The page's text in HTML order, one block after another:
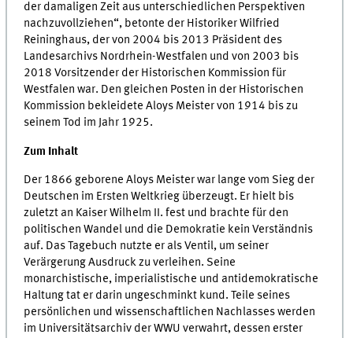
der damaligen Zeit aus unterschiedlichen Perspektiven
nachzuvollziehen“, betonte der Historiker Wilfried
Reininghaus, der von 2004 bis 2013 Präsident des
Landesarchivs Nordrhein-Westfalen und von 2003 bis
2018 Vorsitzender der Historischen Kommission für
Westfalen war. Den gleichen Posten in der Historischen
Kommission bekleidete Aloys Meister von 1914 bis zu
seinem Tod im Jahr 1925.
Zum Inhalt
Der 1866 geborene Aloys Meister war lange vom Sieg der
Deutschen im Ersten Weltkrieg überzeugt. Er hielt bis
zuletzt an Kaiser Wilhelm II. fest und brachte für den
politischen Wandel und die Demokratie kein Verständnis
auf. Das Tagebuch nutzte er als Ventil, um seiner
Verärgerung Ausdruck zu verleihen. Seine
monarchistische, imperialistische und antidemokratische
Haltung tat er darin ungeschminkt kund. Teile seines
persönlichen und wissenschaftlichen Nachlasses werden
im Universitätsarchiv der WWU verwahrt, dessen erster